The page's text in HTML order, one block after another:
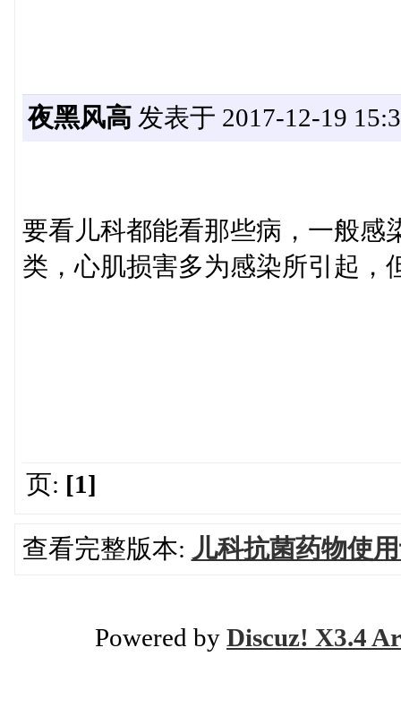
夜黑风高发表于 2017-12-19
要看儿科都能看那些病，一般感
类，心肌损害多为感染所引起，
页: [1]
查看完整版本: 儿科抗菌药物使
Powered by Discuz! X3.4